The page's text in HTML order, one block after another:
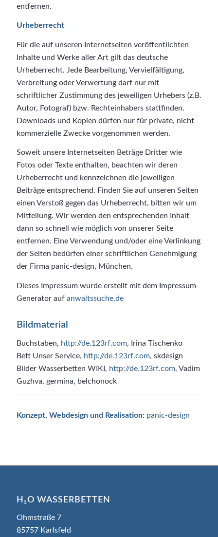
entfernen.
Urheberrecht
Für die auf unseren Internetseiten veröffentlichten
Inhalte und Werke aller Art gilt das deutsche
Urheberrecht. Jede Bearbeitung, Vervielfältigung,
Verbreitung oder Verwertung darf nur mit
schriftlicher Zustimmung des jeweiligen Urhebers (z.B.
Autor, Fotograf) bzw. Rechteinhabers stattfinden.
Downloads und Kopien dürfen nur für private, nicht
kommerzielle Zwecke vorgenommen werden.
Soweit unsere Internetseiten Beträge Dritter wie
Fotos oder Texte enthalten, beachten wir deren
Urheberrecht und kennzeichnen die jeweiligen
Beiträge entsprechend. Finden Sie auf unseren Seiten
einen Verstoß gegen das Urheberrecht, bitten wir um
Mitteilung. Wir werden den entsprechenden Inhalt
dann so schnell wie möglich von unserer Seite
entfernen. Eine Verwendung und/oder eine Verlinkung
der Seiten bedürfen einer schriftlichen Genehmigung
der Firma panic-design, München.
Dieses Impressum wurde erstellt mit dem Impressum-
Generator auf anwaltssuche.de
Bildmaterial
Buchstaben, http://de.123rf.com, Irina Tischenko
Bett Unser Service, http://de.123rf.com, skdesign
Bilder Wasserbetten WIKI, http://de.123rf.com, Vadim
Guzhva, germina, belchonock
Konzept, Webdesign und Realisation: panic-design
H₂O WASSERBETTEN
Ohmstraße 7
85757 Karlsfeld